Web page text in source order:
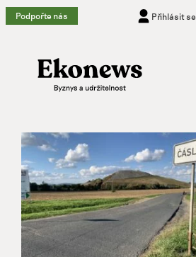
Přeskočit
na
Podpořte nás Přihlásit se